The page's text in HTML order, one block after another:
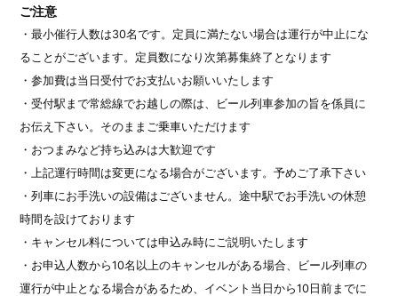
ご注意
・最小催行人数は30名です。定員に満たない場合は運行が中止にな
ることがございます。定員数になり次第募集終了となります
・参加費は当日受付でお支払いお願いいたします
・受付駅まで常総線でお越しの際は、ビール列車参加の旨を係員に
お伝え下さい。そのままご乗車いただけます
・おつまみなど持ち込みは大歓迎です
・上記運行時間は変更になる場合がございます。予めご了承下さい
・列車にお手洗いの設備はございません。途中駅でお手洗いの休憩
時間を設けております
・キャンセル料については申込み時にご説明いたします
・お申込人数から10名以上のキャンセルがある場合、ビール列車の
運行が中止となる場合があるため、イベント当日から10日前までに